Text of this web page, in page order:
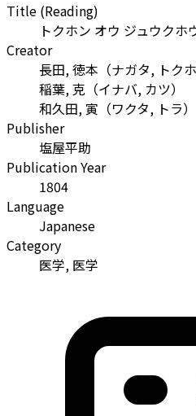
Title (Reading)
トクホン オウ ジュウクホ
Creator
長田, 徳本 （ナガタ, トク
稲葉, 克 （イナバ, カツ）
和久田, 寅 （ワクタ, トラ）
Publisher
塩屋平助
Publication Year
1804
Language
Japanese
Category
医学, 医学